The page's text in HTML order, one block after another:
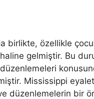
birlikte, özellikle
gelmiştir. Bu
Mississippi
düzenlemelerin bir